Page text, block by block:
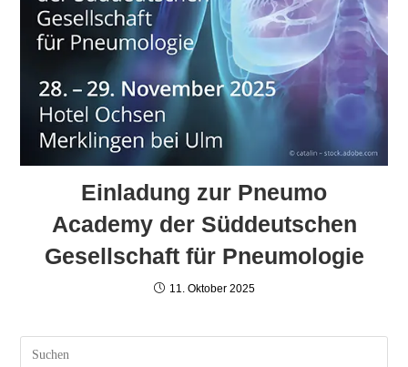
Einladung zur Pneumo
Academy der Süddeutschen
Gesellschaft für Pneumologie
11. Oktober 2025